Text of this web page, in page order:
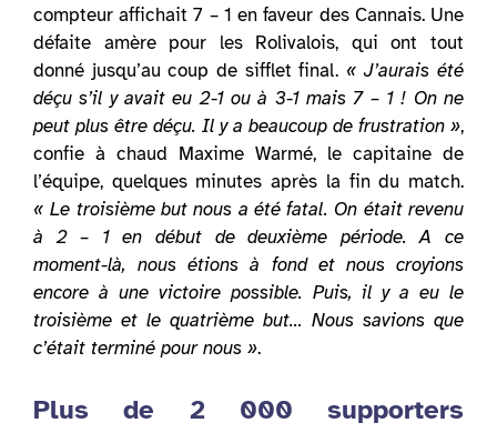
compteur affichait 7 – 1 en faveur des Cannais. Une
défaite amère pour les Rolivalois, qui ont tout
donné jusqu’au coup de sifflet final. « J’aurais été
déçu s’il y avait eu 2-1 ou à 3-1 mais 7 – 1 ! On ne
peut plus être déçu. Il y a beaucoup de frustration »,
confie à chaud Maxime Warmé, le capitaine de
l’équipe, quelques minutes après la fin du match.
« Le troisième but nous a été fatal. On était revenu
à 2 – 1 en début de deuxième période. A ce
moment-là, nous étions à fond et nous croyions
encore à une victoire possible. Puis, il y a eu le
troisième et le quatrième but… Nous savions que
c’était terminé pour nous ».
Plus de 2 000 supporters